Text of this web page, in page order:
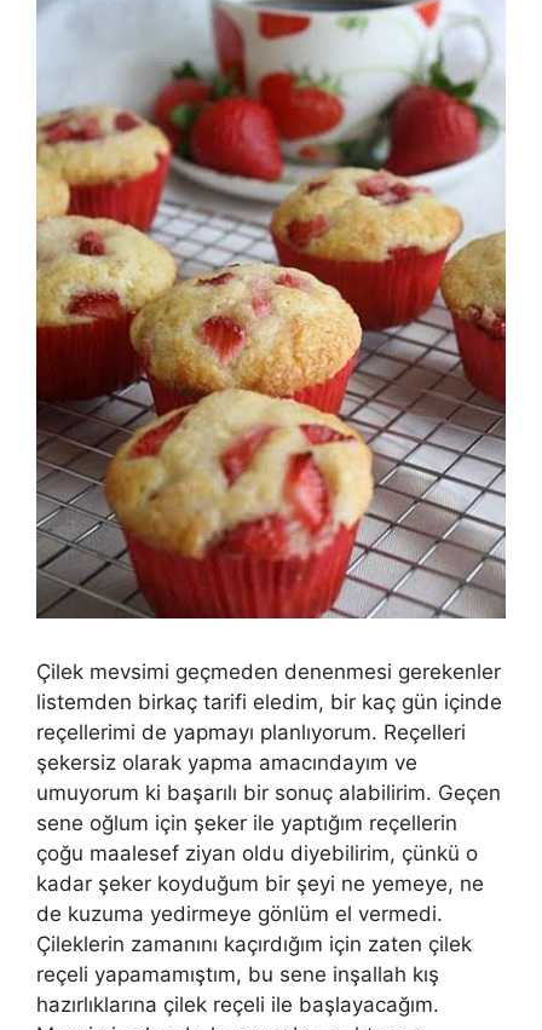
Çilek mevsimi geçmeden denenmesi gerekenler
listemden birkaç tarifi eledim, bir kaç gün içinde
reçellerimi de yapmayı planlıyorum. Reçelleri
şekersiz olarak yapma amacındayım ve
umuyorum ki başarılı bir sonuç alabilirim. Geçen
sene oğlum için şeker ile yaptığım reçellerin
çoğu maalesef ziyan oldu diyebilirim, çünkü o
kadar şeker koyduğum bir şeyi ne yemeye, ne
de kuzuma yedirmeye gönlüm el vermedi.
Çileklerin zamanını kaçırdığım için zaten çilek
reçeli yapamamıştım, bu sene inşallah kış
hazırlıklarına çilek reçeli ile başlayacağım.